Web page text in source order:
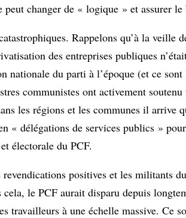
changer de « logique » et assurer
Rappelons qu’à la veille
des entreprises publiques
nationale du parti à l’époque (et ce
communistes ont activement
les régions et les communes il arrive
« délégations de services publics »
électorale du PCF.
positives et les militants
le PCF aurait disparu depuis
travailleurs à une échelle massive. Ce